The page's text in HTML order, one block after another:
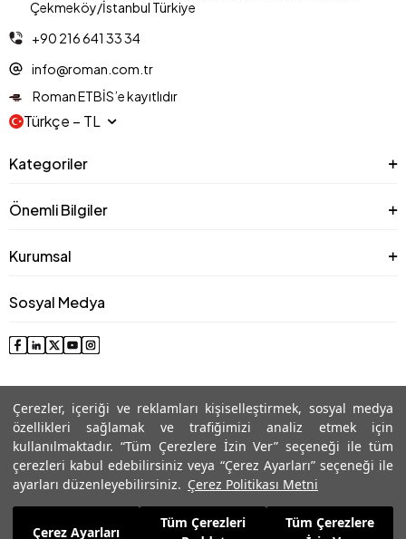
Çerezler, içeriği ve reklamları kişiselleştirmek, sosyal medya
özellikleri sağlamak ve trafiğimizi analiz etmek için
kullanılmaktadır. “Tüm Çerezlere İzin Ver” seçeneği ile tüm
çerezleri kabul edebilirsiniz veya “Çerez Ayarları” seçeneği ile
ayarları düzenleyebilirsiniz. Çerez Politikası Metni
Çerez Ayarları
Tüm Çerezleri
Tüm Çerezlere
7.559,99TL
Çekmeköy/İstanbul Türkiye
+90 216 641 33 34
info@roman.com.tr
Roman ETBİS’e kayıtlıdır
Türkçe − TL
Kategoriler
Önemli Bilgiler
Kurumsal
Sosyal Medya
© 2025 Roman® Tüm Hakları Saklıdır, İzinsiz kullanılamaz